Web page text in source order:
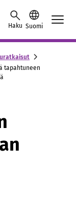
Haku Suomi
tapahtuneen